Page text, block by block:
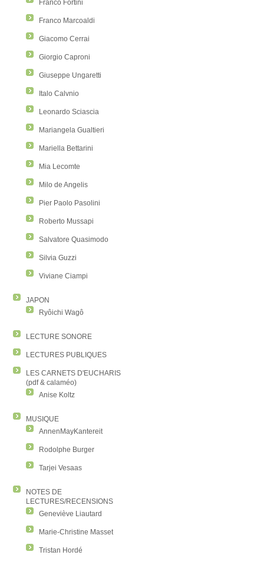
Franco Fortini
Franco Marcoaldi
Giacomo Cerrai
Giorgio Caproni
Giuseppe Ungaretti
Italo Calvnio
Leonardo Sciascia
Mariangela Gualtieri
Mariella Bettarini
Mia Lecomte
Milo de Angelis
Pier Paolo Pasolini
Roberto Mussapi
Salvatore Quasimodo
Silvia Guzzi
Viviane Ciampi
JAPON
Ryôichi Wagô
LECTURE SONORE
LECTURES PUBLIQUES
LES CARNETS D'EUCHARIS
(pdf & calaméo)
Anise Koltz
MUSIQUE
AnnenMayKantereit
Rodolphe Burger
Tarjei Vesaas
NOTES DE
LECTURES/RECENSIONS
Geneviève Liautard
Marie-Christine Masset
Tristan Hordé